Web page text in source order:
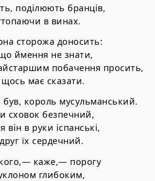
поділюють бранців,
в винах.
сторожа доносить:
не знати,
побачення просить,
має сказати.
король мусульманський.
безпечний,
він в руки іспанські,
їх сердечний.
каже,— порогу
глибоким,